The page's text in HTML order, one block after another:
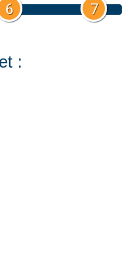
6 7
: